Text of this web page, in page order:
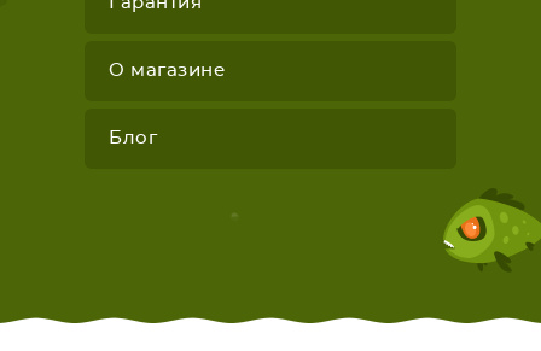
О магазине
Блог